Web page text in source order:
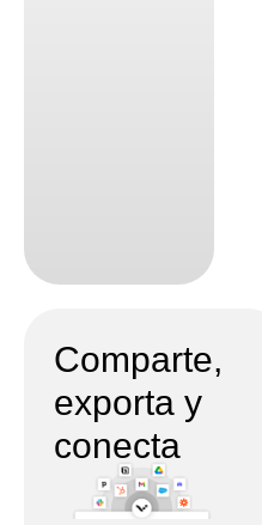
Comparte,
exporta y
conecta